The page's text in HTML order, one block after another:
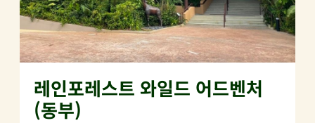
레인포레스트 와일드 어드벤처
(동부)